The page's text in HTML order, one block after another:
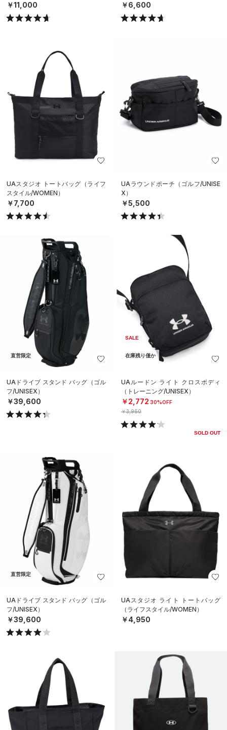
￥11,000 ￥6,600
UAスタジオ トートバッグ（ライフ
スタイル/WOMEN）
￥7,700
UAラウンドポーチ（ゴルフ/UNISE
X）
￥5,500
直営限定
UAドライブ スタンド バッグ（ゴル
フ/UNISEX）
￥39,600
SALE
在庫残り僅か
UAルードン ライト クロスボディ
（トレーニング/UNISEX）
￥2,772 30%OFF
￥3,960
SOLD OUT
直営限定
UAドライブ スタンド バッグ（ゴル
フ/UNISEX）
￥39,600
UAスタジオ ライト トートバッグ
（ライフスタイル/WOMEN）
￥4,950